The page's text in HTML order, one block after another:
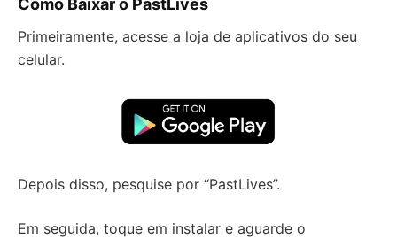
Como Baixar o PastLives
Primeiramente, acesse a loja de aplicativos do seu
celular.
Depois disso, pesquise por “PastLives”.
Em seguida, toque em instalar e aguarde o